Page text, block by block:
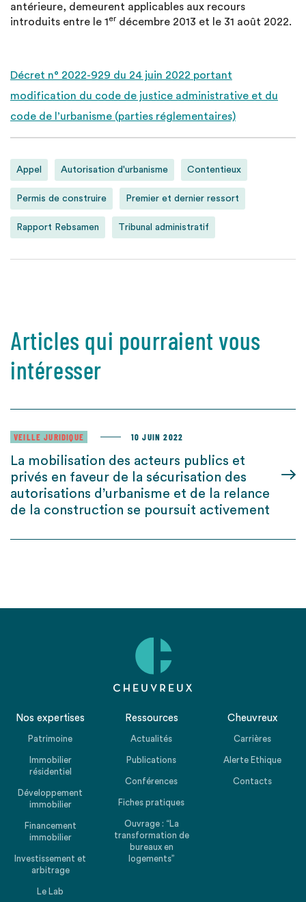
antérieure, demeurent applicables aux recours
introduits entre le 1er décembre 2013 et le 31 août 2022.
Décret n° 2022-929 du 24 juin 2022 portant
modification du code de justice administrative et du
code de l’urbanisme (parties réglementaires)
Appel Autorisation d'urbanisme Contentieux
Permis de construire Premier et dernier ressort
Rapport Rebsamen Tribunal administratif
Articles qui pourraient vous
intéresser
VEILLE JURIDIQUE 10 JUIN 2022
La mobilisation des acteurs publics et
privés en faveur de la sécurisation des
autorisations d’urbanisme et de la relance
de la construction se poursuit activement
Nos expertises
Patrimoine
Immobilier
résidentiel
Développement
immobilier
Financement
immobilier
Investissement et
arbitrage
Le Lab
Ressources
Actualités
Publications
Conférences
Fiches pratiques
Ouvrage : “La
transformation de
bureaux en
logements”
Cheuvreux
Carrières
Alerte Ethique
Contacts